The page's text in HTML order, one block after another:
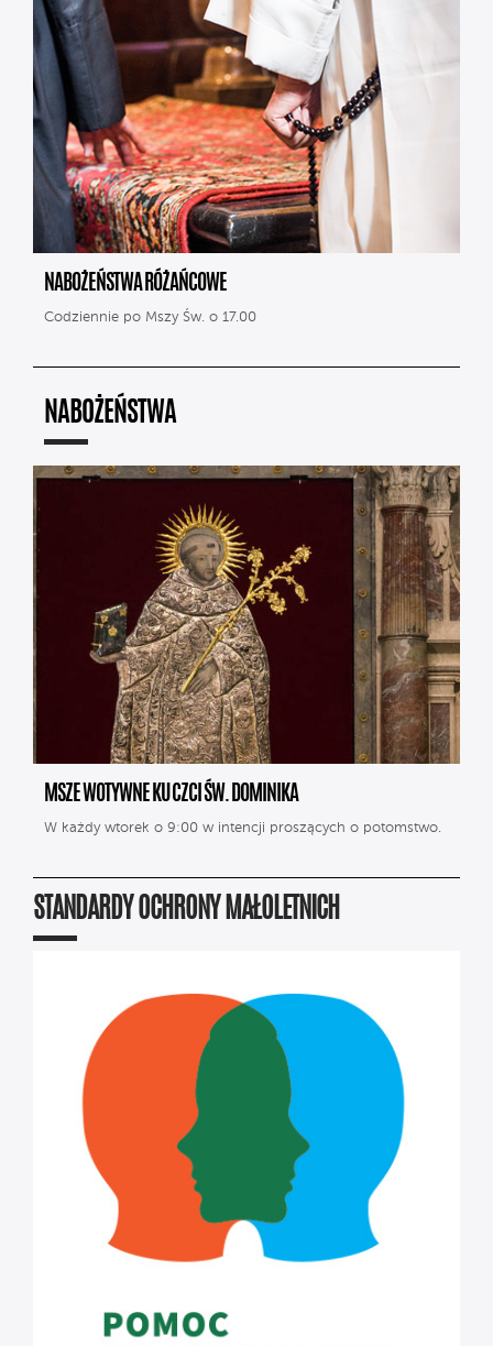
NABOŻEŃSTWA RÓŻAŃCOWE
Codziennie po Mszy Św. o 17.00
NABOŻEŃSTWA
MSZE WOTYWNE KU CZCI ŚW. DOMINIKA
W każdy wtorek o 9:00 w intencji proszących o potomstwo.
STANDARDY OCHRONY MAŁOLETNICH